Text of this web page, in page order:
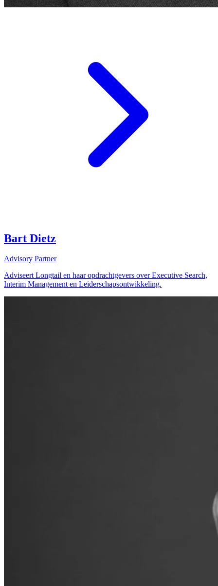
Bart Dietz
Advisory Partner
Adviseert Longtail en haar opdrachtgevers over Executive Search,
Interim Management en Leiderschapsontwikkeling.